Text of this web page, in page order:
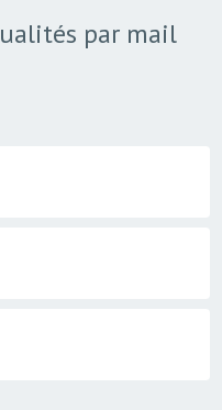
par mail